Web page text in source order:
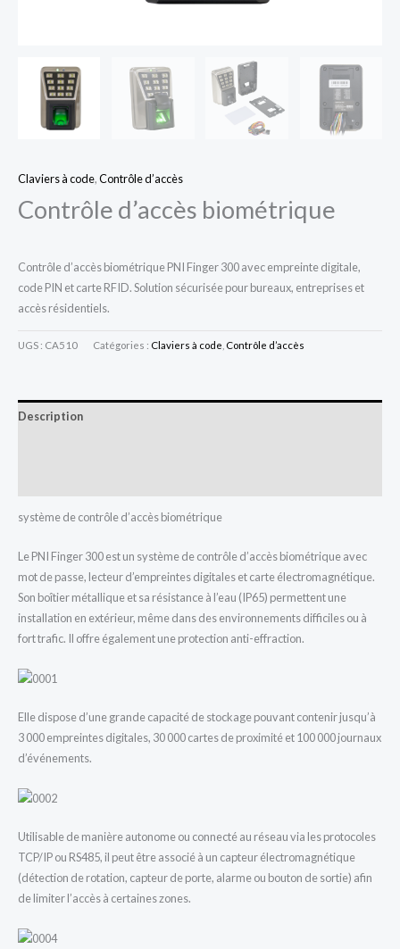
Claviers à code,Contrôle d’accès
Contrôle d’accès biométrique
Contrôle d’accès biométrique PNI Finger 300 avec empreinte digitale,
code PIN et carte RFID. Solution sécurisée pour bureaux, entreprises et
accès résidentiels.
UGS : CA510 Catégories : Claviers à code Contrôle d’accès
Description
système de contrôle d’accès biométrique
Le PNI Finger 300 est un système de contrôle d’accès biométrique avec
mot de passe, lecteur d’empreintes digitales et carte électromagnétique.
Son boîtier métallique et sa résistance à l’eau (IP65) permettent une
installation en extérieur, même dans des environnements difficiles ou à
fort trafic. Il offre également une protection anti-effraction.
Elle dispose d’une grande capacité de stockage pouvant contenir jusqu’à
3 000 empreintes digitales, 30 000 cartes de proximité et 100 000 journaux
d’événements.
Utilisable de manière autonome ou connecté au réseau via les protocoles
TCP/IP ou RS485, il peut être associé à un capteur électromagnétique
(détection de rotation, capteur de porte, alarme ou bouton de sortie) afin
de limiter l’accès à certaines zones.